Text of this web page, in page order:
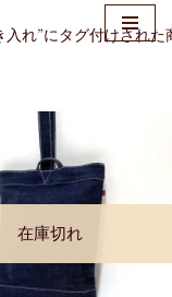
入れ”にタグ付けされた
在庫切れ